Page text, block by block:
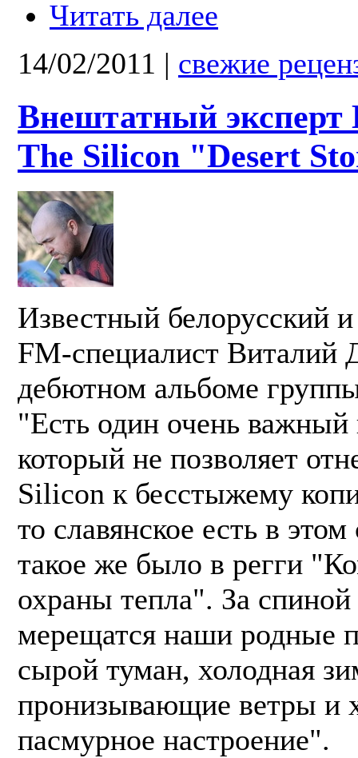
Читать далее
14/02/2011 | свежие
Внештатный эксперт
The Silicon "Desert
Известный белорусский
FM-специалист Виталий
дебютном альбоме
"Есть один очень
который не позволяет
Silicon к бесстыжему
то славянское есть в
такое же было в регги
охраны тепла". За
мерещатся наши родные
сырой туман, холодная
пронизывающие ветры и
пасмурное настроение".